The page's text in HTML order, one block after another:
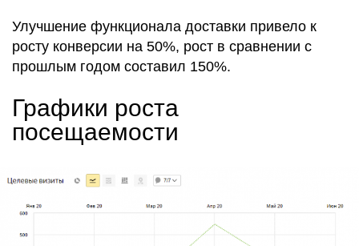
Улучшение функционала доставки привело к
росту конверсии на 50%, рост в сравнении с
прошлым годом составил 150%.
Графики роста
посещаемости